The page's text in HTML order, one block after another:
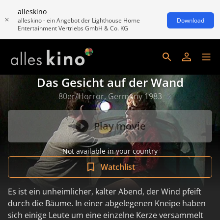
alleskino
alleskino - ein Angebot der Lighthouse Home
Entertainment Vertriebs GmbH & Co. KG
Download
Das Gesicht auf der Wand
80er/Horror, Germany 1983
Play movie
Not available in your country
Watchlist
Es ist ein unheimlicher, kalter Abend, der Wind pfeift
durch die Bäume. In einer abgelegenen Kneipe haben
sich einige Leute um eine einzelne Kerze versammelt